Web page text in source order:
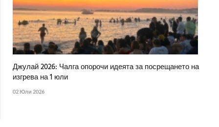
Джулай 2026: Чалга опорочи идеята за посрещането на
изгрева на 1 юли
02 Юли 2026